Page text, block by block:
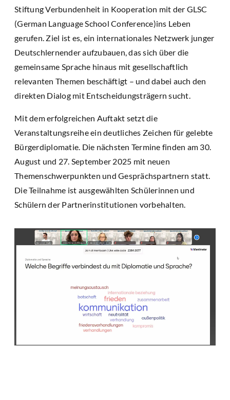
Stiftung Verbundenheit in Kooperation mit der GLSC
(German Language School Conference)ins Leben
gerufen. Ziel ist es, ein internationales Netzwerk junger
Deutschlernender aufzubauen, das sich über die
gemeinsame Sprache hinaus mit gesellschaftlich
relevanten Themen beschäftigt – und dabei auch den
direkten Dialog mit Entscheidungsträgern sucht.
Mit dem erfolgreichen Auftakt setzt die
Veranstaltungsreihe ein deutliches Zeichen für gelebte
Bürgerdiplomatie. Die nächsten Termine finden am 30.
August und 27. September 2025 mit neuen
Themenschwerpunkten und Gesprächspartnern statt.
Die Teilnahme ist ausgewählten Schülerinnen und
Schülern der Partnerinstitutionen vorbehalten.